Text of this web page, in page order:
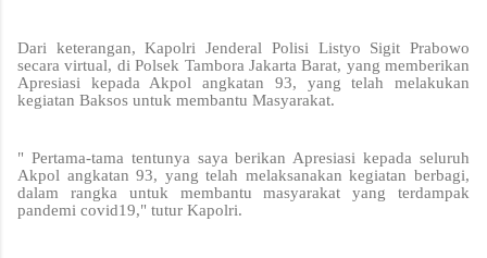
Dari keterangan, Kapolri Jenderal Polisi Listyo Sigit Prabowo
secara virtual, di Polsek Tambora Jakarta Barat, yang memberikan
Apresiasi kepada Akpol angkatan 93, yang telah melakukan
kegiatan Baksos untuk membantu Masyarakat.
" Pertama-tama tentunya saya berikan Apresiasi kepada seluruh
Akpol angkatan 93, yang telah melaksanakan kegiatan berbagi,
dalam rangka untuk membantu masyarakat yang terdampak
pandemi covid19," tutur Kapolri.